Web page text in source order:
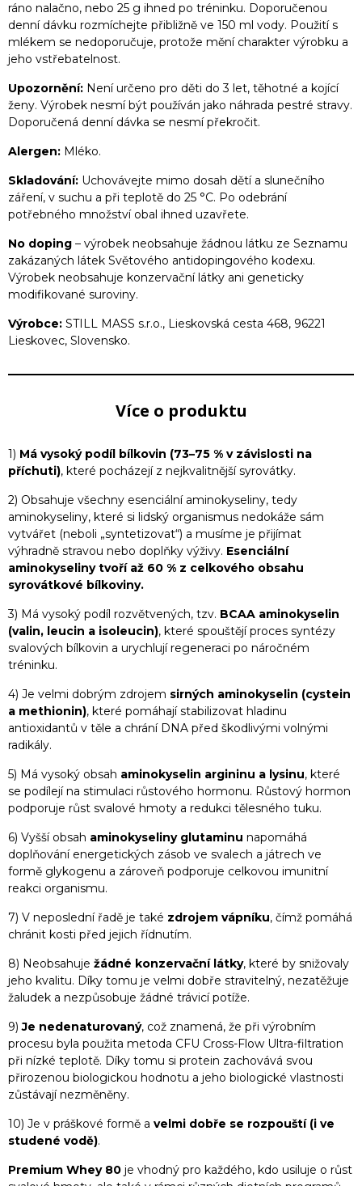
ráno nalačno, nebo 25 g ihned po tréninku. Doporučenou
denní dávku rozmíchejte přibližně ve 150 ml vody. Použití s
mlékem se nedoporučuje, protože mění charakter výrobku a
jeho vstřebatelnost.
Upozornění: Není určeno pro děti do 3 let, těhotné a kojící
ženy. Výrobek nesmí být používán jako náhrada pestré stravy.
Doporučená denní dávka se nesmí překročit.
Alergen: Mléko.
Skladování: Uchovávejte mimo dosah dětí a slunečního
záření, v suchu a při teplotě do 25 °C. Po odebrání
potřebného množství obal ihned uzavřete.
No doping – výrobek neobsahuje žádnou látku ze Seznamu
zakázaných látek Světového antidopingového kodexu.
Výrobek neobsahuje konzervační látky ani geneticky
modifikované suroviny.
Výrobce: STILL MASS s.r.o., Lieskovská cesta 468, 96221
Lieskovec, Slovensko.
Více o produktu
1) Má vysoký podíl bílkovin (73–75 % v závislosti na
příchuti), které pocházejí z nejkvalitnější syrovátky.
2) Obsahuje všechny esenciální aminokyseliny, tedy
aminokyseliny, které si lidský organismus nedokáže sám
vytvářet (neboli „syntetizovat“) a musíme je přijímat
výhradně stravou nebo doplňky výživy. Esenciální
aminokyseliny tvoří až 60 % z celkového obsahu
syrovátkové bílkoviny.
3) Má vysoký podíl rozvětvených, tzv. BCAA aminokyselin
(valin, leucin a isoleucin), které spouštějí proces syntézy
svalových bílkovin a urychlují regeneraci po náročném
tréninku.
4) Je velmi dobrým zdrojem sirných aminokyselin (cystein
a methionin), které pomáhají stabilizovat hladinu
antioxidantů v těle a chrání DNA před škodlivými volnými
radikály.
5) Má vysoký obsah aminokyselin argininu a lysinu, které
se podílejí na stimulaci růstového hormonu. Růstový hormon
podporuje růst svalové hmoty a redukci tělesného tuku.
6) Vyšší obsah aminokyseliny glutaminu napomáhá
doplňování energetických zásob ve svalech a játrech ve
formě glykogenu a zároveň podporuje celkovou imunitní
reakci organismu.
7) V neposlední řadě je také zdrojem vápníku, čímž pomáhá
chránit kosti před jejich řídnutím.
8) Neobsahuje žádné konzervační látky, které by snižovaly
jeho kvalitu. Díky tomu je velmi dobře stravitelný, nezatěžuje
žaludek a nezpůsobuje žádné trávicí potíže.
9)Je nedenaturovaný, což znamená, že při výrobním
procesu byla použita metoda CFU Cross-Flow Ultra-filtration
při nízké teplotě. Díky tomu si protein zachovává svou
přirozenou biologickou hodnotu a jeho biologické vlastnosti
zůstávají nezměněny.
10) Je v práškové formě a velmi dobře se rozpouští (i ve
studené vodě).
Premium Whey 80 je vhodný pro každého, kdo usiluje o růst